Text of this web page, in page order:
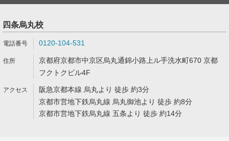
四条烏丸校
0120-104-531
京都府京都市中京区烏丸通錦小路上ル手洗水町670 京都
フクトクビル4F
阪急京都本線 烏丸より 徒歩 約3分
京都市営地下鉄烏丸線 烏丸御池より 徒歩 約8分
京都市営地下鉄烏丸線 五条より 徒歩 約14分